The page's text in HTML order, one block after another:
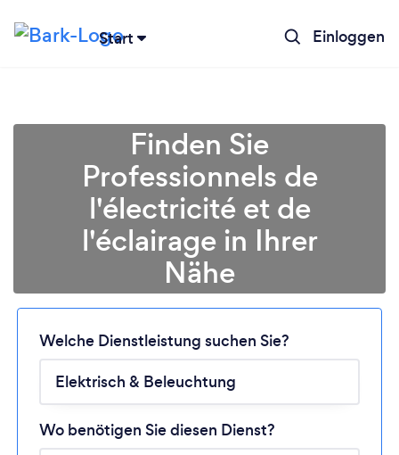
Start Einloggen
Lädt ...
Bitte warten ...
Finden Sie
Professionnels de
l'électricité et de
l'éclairage in Ihrer
Nähe
Welche Dienstleistung suchen Sie?
Wo benötigen Sie diesen Dienst?